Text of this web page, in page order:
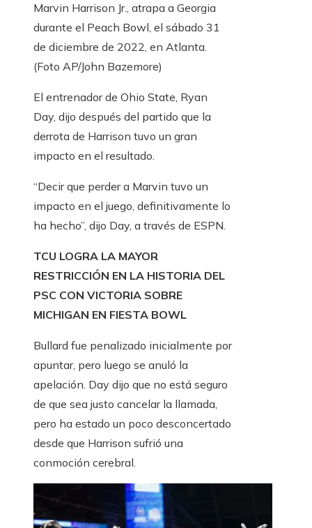
Marvin Harrison Jr., atrapa a Georgia
durante el Peach Bowl, el sábado 31
de diciembre de 2022, en Atlanta.
(Foto AP/John Bazemore)
El entrenador de Ohio State, Ryan
Day, dijo después del partido que la
derrota de Harrison tuvo un gran
impacto en el resultado.
“Decir que perder a Marvin tuvo un
impacto en el juego, definitivamente lo
ha hecho”, dijo Day, a través de ESPN.
TCU LOGRA LA MAYOR
RESTRICCIÓN EN LA HISTORIA DEL
PSC CON VICTORIA SOBRE
MICHIGAN EN FIESTA BOWL
Bullard fue penalizado inicialmente por
apuntar, pero luego se anuló la
apelación. Day dijo que no está seguro
de que sea justo cancelar la llamada,
pero ha estado un poco desconcertado
desde que Harrison sufrió una
conmoción cerebral.